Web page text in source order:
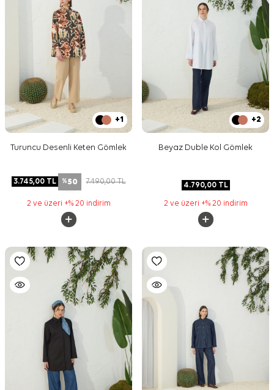
+1
Turuncu Desenli Keten Gömlek
3.745,00TL %50 7.490,00TL
2 ve üzeri +% 20 indirim
+2
Beyaz Duble Kol Gömlek
4.790,00TL
2 ve üzeri +% 20 indirim